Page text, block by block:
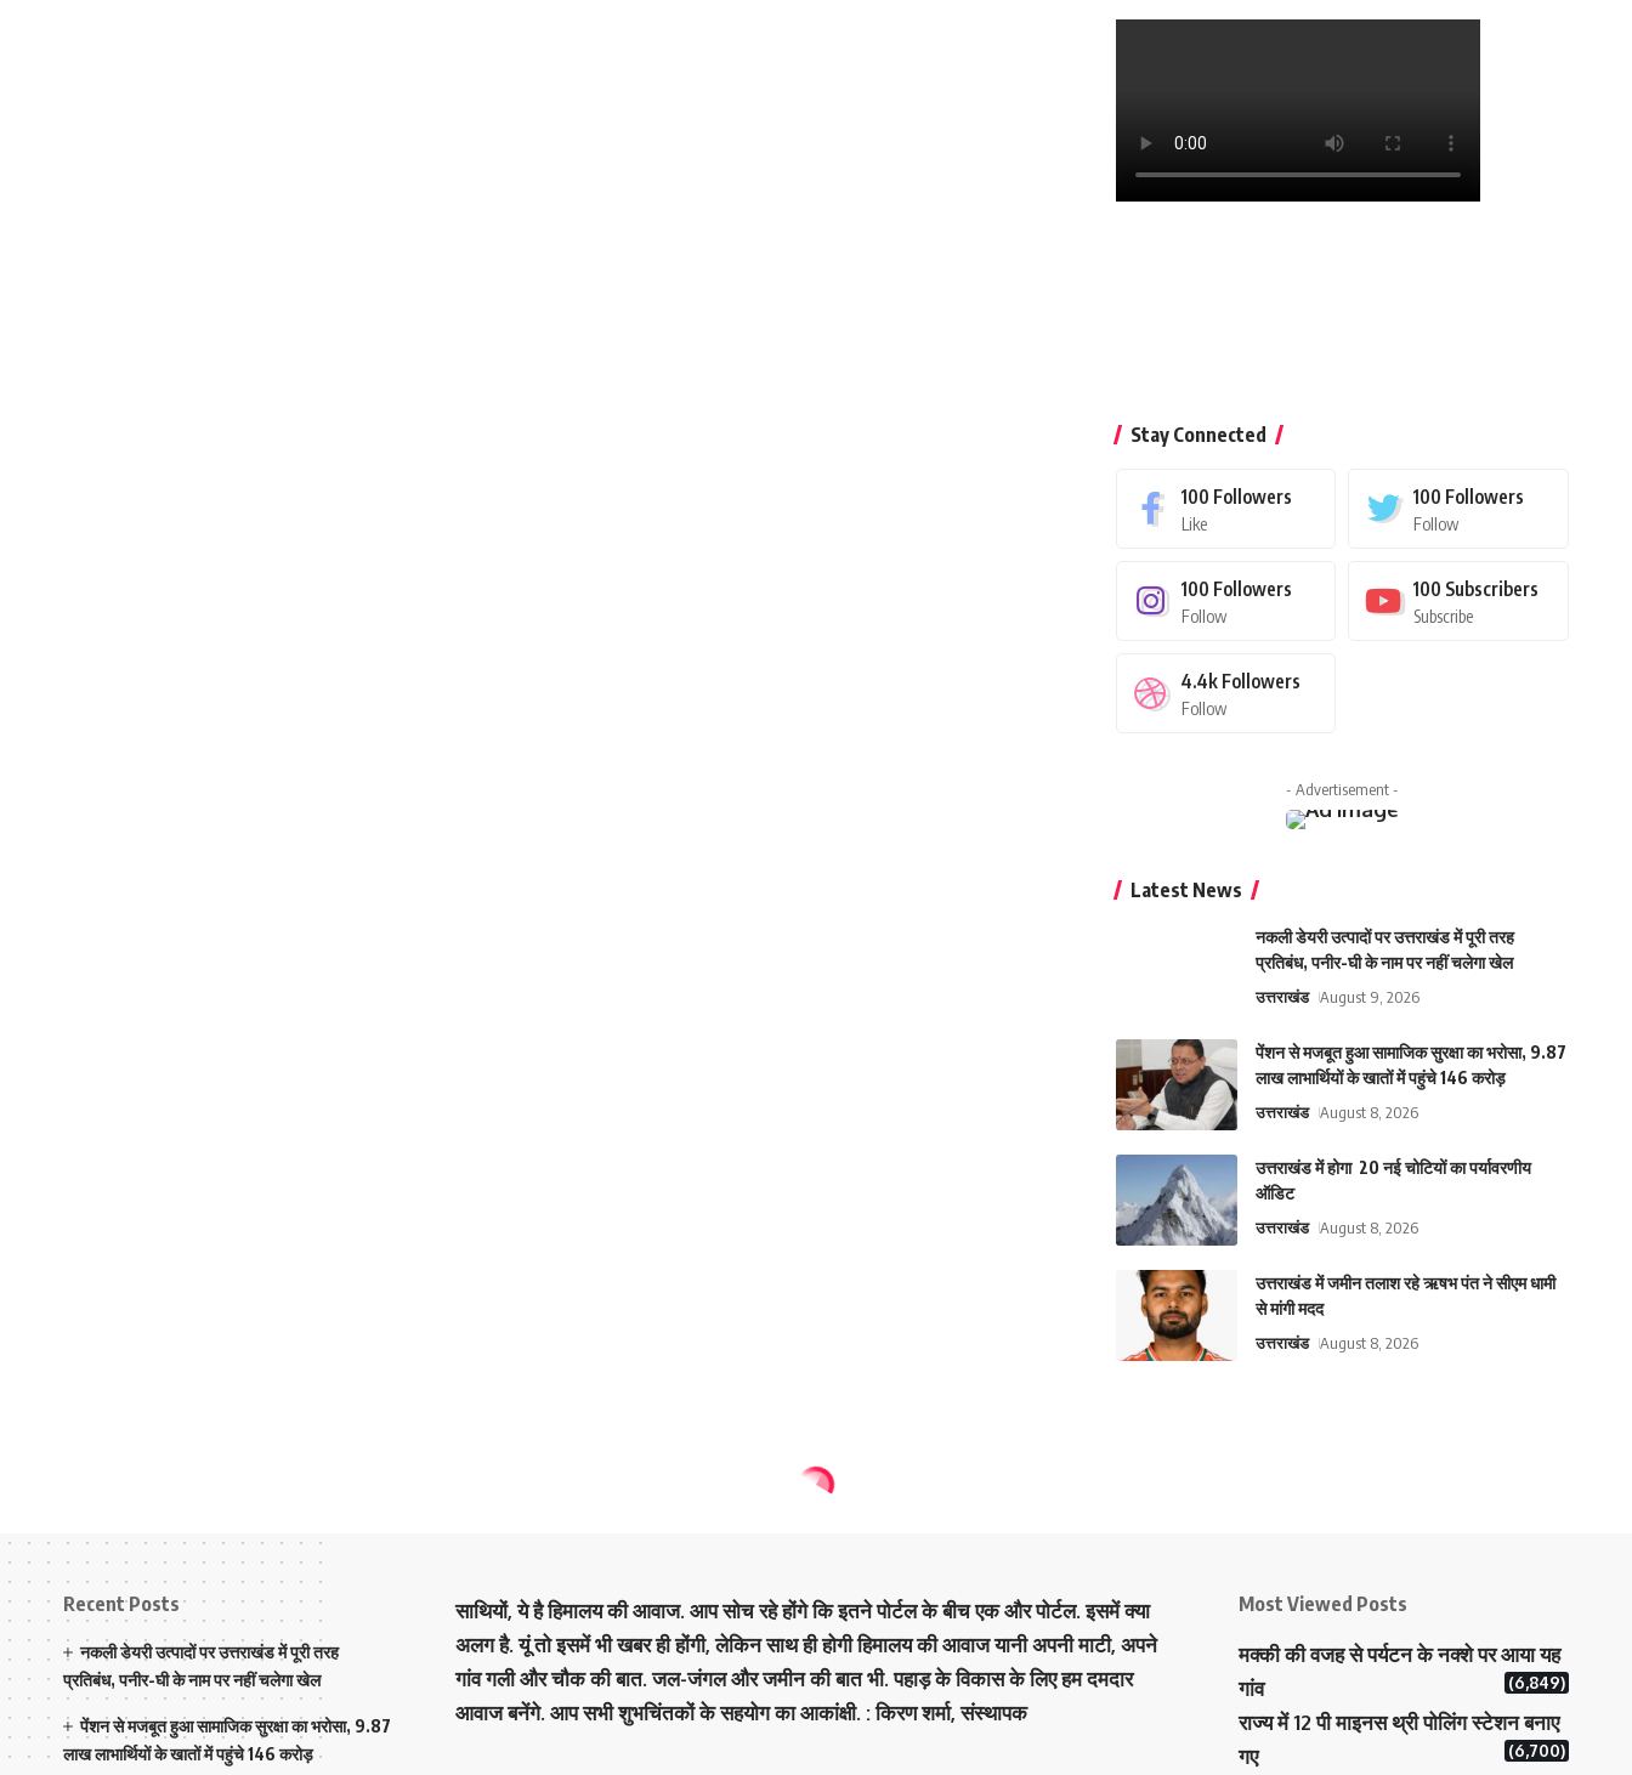
Stay Connected
100 Followers
Like
100 Followers
Follow
100 Followers
Follow
100 Subscribers
Subscribe
4.4k Followers
Follow
- Advertisement -
Latest News
नकली डेयरी उत्पादों पर उत्तराखंड में पूरी तरह
प्रतिबंध, पनीर-घी के नाम पर नहीं चलेगा खेल
उत्तराखंड August 9, 2026
पेंशन से मजबूत हुआ सामाजिक सुरक्षा का भरोसा, 9.87
लाख लाभार्थियों के खातों में पहुंचे 146 करोड़
उत्तराखंड August 8, 2026
उत्तराखंड में होगा 20 नई चोटियों का पर्यावरणीय
ऑडिट
उत्तराखंड August 8, 2026
उत्तराखंड में जमीन तलाश रहे ऋषभ पंत ने सीएम धामी
से मांगी मदद
उत्तराखंड August 8, 2026
Recent Posts
नकली डेयरी उत्पादों पर उत्तराखंड में पूरी तरह
प्रतिबंध, पनीर-घी के नाम पर नहीं चलेगा खेल
पेंशन से मजबूत हुआ सामाजिक सुरक्षा का भरोसा, 9.87
लाख लाभार्थियों के खातों में पहुंचे 146 करोड़
साथियों, ये है हिमालय की आवाज. आप सोच रहे होंगे कि इतने पोर्टल के बीच एक और पोर्टल. इसमें क्या
अलग है. यूं तो इसमें भी खबर ही होंगी, लेकिन साथ ही होगी हिमालय की आवाज यानी अपनी माटी, अपने
गांव गली और चौक की बात. जल-जंगल और जमीन की बात भी. पहाड़ के विकास के लिए हम दमदार
आवाज बनेंगे. आप सभी शुभचिंतकों के सहयोग का आकांक्षी. : किरण शर्मा, संस्‍थापक
Most Viewed Posts
मक्‍की की वजह से पर्यटन के नक्‍शे पर आया यह
गांव
(6,849)
राज्य में 12 पी माइनस थ्री पोलिंग स्टेशन बनाए
गए
(6,700)